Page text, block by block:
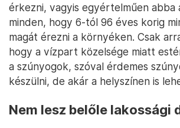
érkezni, vagyis egyértelműen abba
minden, hogy 6-tól 96 éves korig
magát érezni a környéken. Csak
hogy a vízpart közelsége miatt
a szúnyogok, szóval érdemes
készülni, de akár a helyszínen is
Nem lesz belőle lakossági